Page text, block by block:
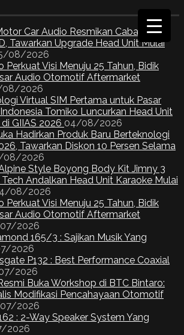
Car Audio Resmikan Cabang
Tawarkan Upgrade Head Unit Mulai
08/2026
Perkuat Visi Menuju 25 Tahun, Bidik
Audio Otomotif Aftermarket
2026
Virtual SIM Pertama untuk Pasar
Tomiko Luncurkan Head Unit
GIIAS 2026 04/08/2026
Hadirkan Produk Baru Berteknologi
Tawarkan Diskon 10 Persen Selama
08/2026
Style Boyong Body Kit Jimny 3
Andalkan Head Unit Karaoke Mulai
08/2026
Perkuat Visi Menuju 25 Tahun, Bidik
Audio Otomotif Aftermarket
2026
165/3 : Sajikan Musik Yang
2026
P132 : Best Performance Coaxial
2026
Buka Workshop di BTC Bintaro:
Modifikasi Pencahayaan Otomotif
2026
: 2-Way Speaker System Yang
2026